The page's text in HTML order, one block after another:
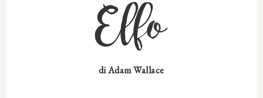
Elfo
diAdam Wallace